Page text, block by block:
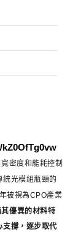
密度和能耗控制
統光模組瓶頸的
被視為CPO產業
優異的材料特
支撐，逐步取代